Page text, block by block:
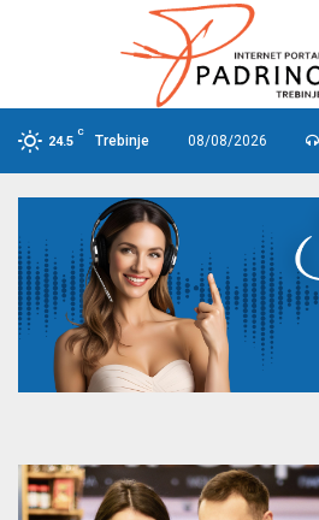
24.5
C
Trebinje 08/08/2026